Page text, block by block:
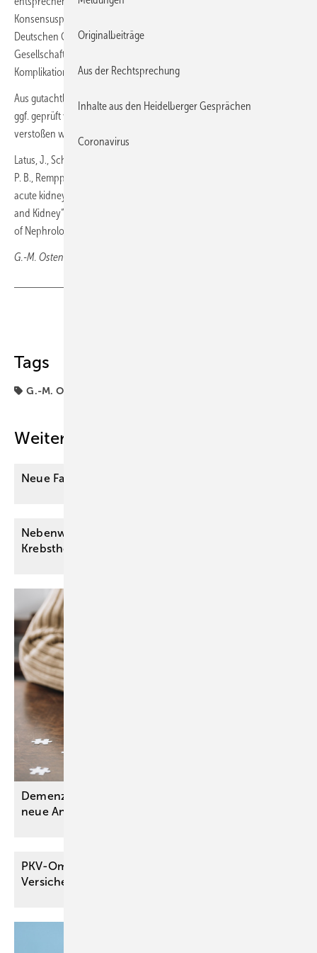
Konsensuspapier der Arbeitsgemeinschaft „Herz – Niere“ der
Deutschen Gesellschaft für Kardiologie und der Deutschen
Gesellschaft für Nephrologie beachten, um diese gefährliche
Komplikation zu vermeiden.
Aus gutachtlicher Sicht müsste somit in einem Arzthaftpflichtprozess
ggf. geprüft werden, ob gegen diese Behandlungsempfehlungen
verstoßen wurde.
Latus, J., Schwenger, V., Schlieper, G., Reinecke, H., Hoyer, J., Persson,
P. B., Remppis, B. A. & Mahfoud, F. (2021). Contrast medium-induced
acute kidney injury – Consensus paper of the working group „Heart
and Kidney“ of the German Cardiac Society and the German Society
of Nephrology. Internist, 62, 111-120.
G.-M. Ostendorf,
Tags
G.-M. Ostendorf
Weitere Inhalte
Neue Fakten über Diabetes am
Nebenwirkungen am Auge durch moderne
Krebstherapie mit ADCs – wie
Demenzen: Aktualisierte S3-Leitlinie ordnet
neue Antikörpertherapien
PKV-Ombudsmann zur Leistungspflicht des
Versicherers
Originalbeiträge
Aus der Rechtsprechung
Inhalte aus den Heidelberger Gesprächen
Coronavirus